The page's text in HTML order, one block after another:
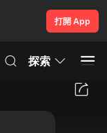
打開 App
探索